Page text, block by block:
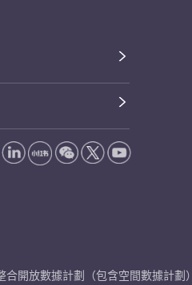
合開放數據計劃（包含空間數據計劃）